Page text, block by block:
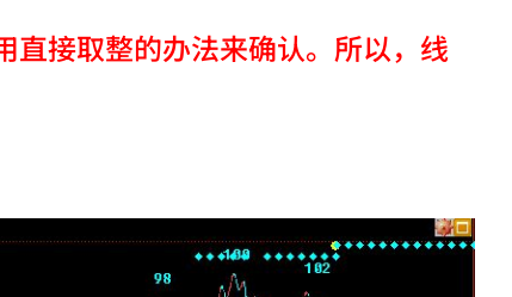
直接取整的办法来确认。所以，线